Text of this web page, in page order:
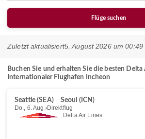
Flüge suchen
Zuletzt aktualisiert5. August 2026 um 00:49
Buchen Sie und erhalten Sie die besten
Internationaler Flughafen Incheon
Seattle (SEA)
Seoul (ICN)
Do., 6. Aug. Direktflug
Delta Air Lines